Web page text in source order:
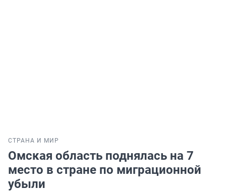
СТРАНА И МИР
Омская область поднялась на 7
место в стране по миграционной
убыли